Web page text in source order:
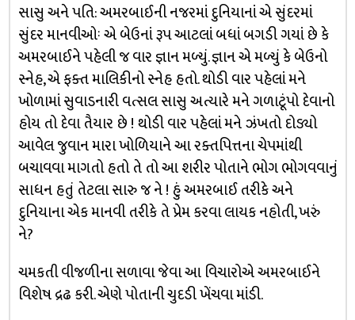
સાસુ અને પતિ: અમરબાઈની નજરમાં દુનિયાનાં એ સુંદરમાં
સુંદર માનવીઓઃ એ બેઉનાં રૂપ આટલાં બધાં બગડી ગયાં છે કે
અમરબાઈને પહેલી જ વાર જ્ઞાન મળ્યું. જ્ઞાન એ મળ્યું કે બેઉનો
સ્નેહ, એ ફક્ત માલિકીનો સ્નેહ હતો. થોડી વાર પહેલાં મને
ખોળામાં સુવાડનારી વત્સલ સાસુ અત્યારે મને ગળાટૂંપો દેવાનો
હોય તો દેવા તૈયાર છે ! થોડી વાર પહેલાં મને ઝંખતો દોડ્યો
આવેલ જુવાન મારા ખોળિયાને આ રક્તપિત્તના ચેપમાંથી
બચાવવા માગતો હતો તે તો આ શરીર પોતાને ભોગ ભોગવવાનું
સાધન હતું તેટલા સારુ જ ને ! હું અમરબાઈ તરીકે અને
દુનિયાના એક માનવી તરીકે તે પ્રેમ કરવા લાયક નહોતી, ખરું
ને?
ચમકતી વીજળીના સળાવા જેવા આ વિચારોએ અમરબાઈને
વિશેષ દ્રઢ કરી. એણે પોતાની ચુદડી ખેંચવા માંડી.